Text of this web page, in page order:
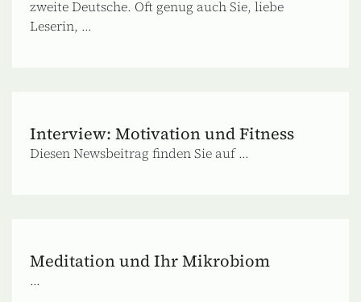
zweite Deutsche. Oft genug auch Sie, liebe
Leserin, ...
Interview: Motivation und Fitness
Diesen Newsbeitrag finden Sie auf ...
Meditation und Ihr Mikrobiom
...